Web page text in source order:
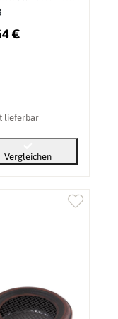
€
lieferbar
Vergleichen